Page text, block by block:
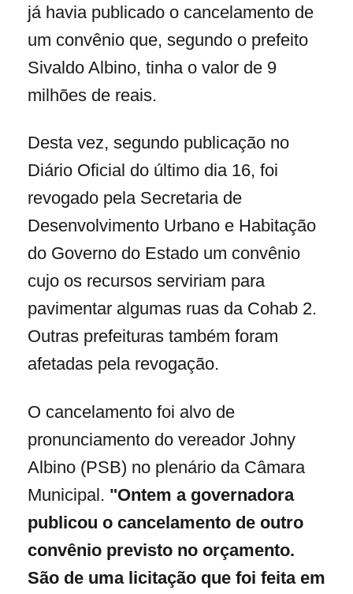
já havia publicado o cancelamento de
um convênio que, segundo o prefeito
Sivaldo Albino, tinha o valor de 9
milhões de reais.
Desta vez, segundo publicação no
Diário Oficial do último dia 16, foi
revogado pela Secretaria de
Desenvolvimento Urbano e Habitação
do Governo do Estado um convênio
cujo os recursos serviriam para
pavimentar algumas ruas da Cohab 2.
Outras prefeituras também foram
afetadas pela revogação.
O cancelamento foi alvo de
pronunciamento do vereador Johny
Albino (PSB) no plenário da Câmara
Municipal. "Ontem a governadora
publicou o cancelamento de outro
convênio previsto no orçamento.
São de uma licitação que foi feita em